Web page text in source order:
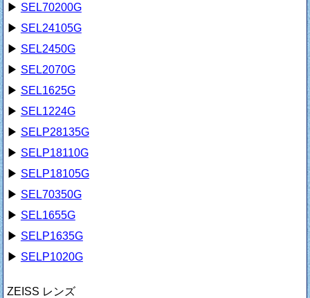
▶ SEL70200G
▶ SEL24105G
▶ SEL2450G
▶ SEL2070G
▶ SEL1625G
▶ SEL1224G
▶ SELP28135G
▶ SELP18110G
▶ SELP18105G
▶ SEL70350G
▶ SEL1655G
▶ SELP1635G
▶ SELP1020G
ZEISS レンズ